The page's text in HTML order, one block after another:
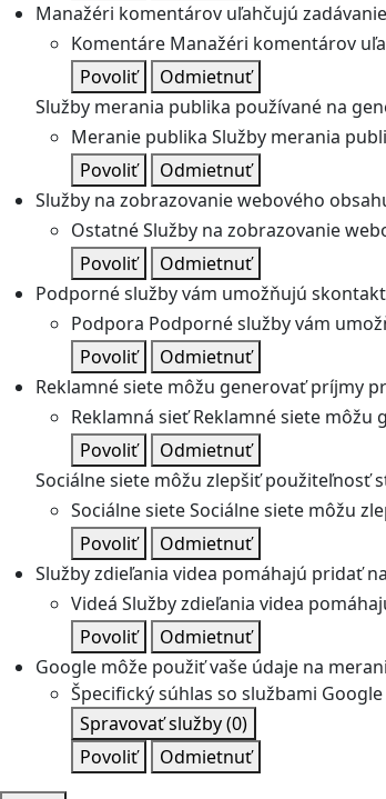
Manažéri komentárov uľahčujú
Komentáre Manažéri komentárov
Povoliť
Odmietnuť
Služby merania publika používané na
Meranie publika Služby merania
Povoliť
Odmietnuť
Služby na zobrazovanie webového
OstatnéSlužby na zobrazovanie
Povoliť
Odmietnuť
Podporné služby vám umožňujú
Podpora Podporné služby vám
Povoliť
Odmietnuť
Reklamné siete môžu generovať príjmy
Reklamná sieť Reklamné siete môžu
Povoliť
Odmietnuť
Sociálne siete môžu zlepšiť
Sociálne sieteSociálne siete môžu
Povoliť
Odmietnuť
Služby zdieľania videa pomáhajú pridať
Videá Služby zdieľania videa
Povoliť
Odmietnuť
Google môže použiť vaše údaje na
Špecifický súhlas so službami Google
Spravovať služby(0)
Povoliť
Odmietnuť